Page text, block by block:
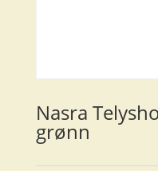
Nasra
grønn